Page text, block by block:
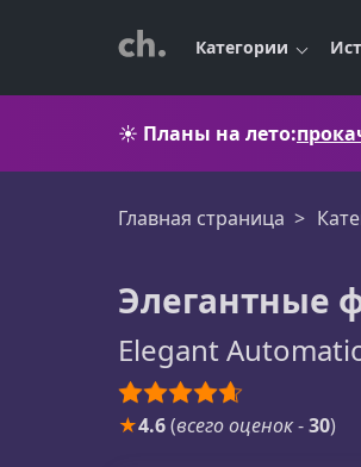
Категории
☀️ Планы на лето:
Главная страница
Элегантные
Elegant
★4.6(всего оценок-30)